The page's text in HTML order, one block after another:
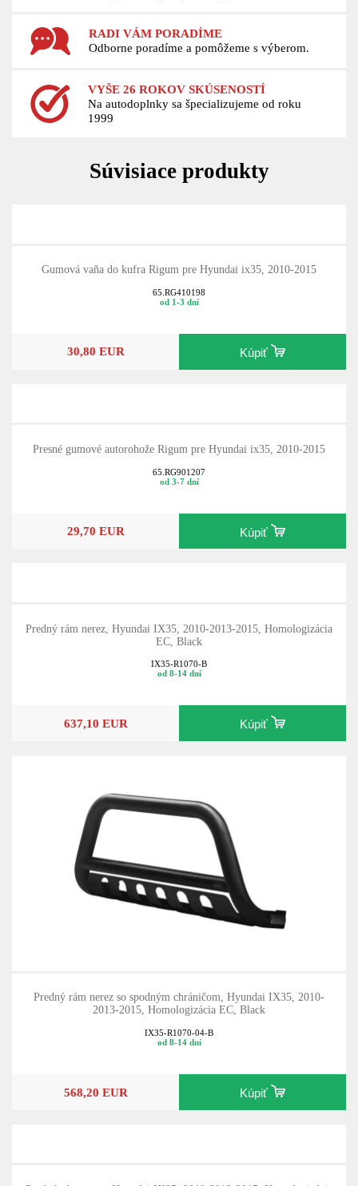
RADI VÁM PORADÍME
Odborne poradíme a pomôžeme s výberom.
VYŠE 26 ROKOV SKÚSENOSTÍ
Na autodoplnky sa špecializujeme od roku
1999
Súvisiace produkty
Gumová vaňa do kufra Rigum pre Hyundai ix35, 2010-2015
65.RG410198
od 1-3 dní
30,80 EUR Kúpiť
Presné gumové autorohože Rigum pre Hyundai ix35, 2010-2015
65.RG901207
od 3-7 dní
29,70 EUR Kúpiť
Predný rám nerez, Hyundai IX35, 2010-2013-2015, Homologizácia
EC, Black
IX35-R1070-B
od 8-14 dní
637,10 EUR Kúpiť
Predný rám nerez so spodným chráničom, Hyundai IX35, 2010-
2013-2015, Homologizácia EC, Black
IX35-R1070-04-B
od 8-14 dní
568,20 EUR Kúpiť